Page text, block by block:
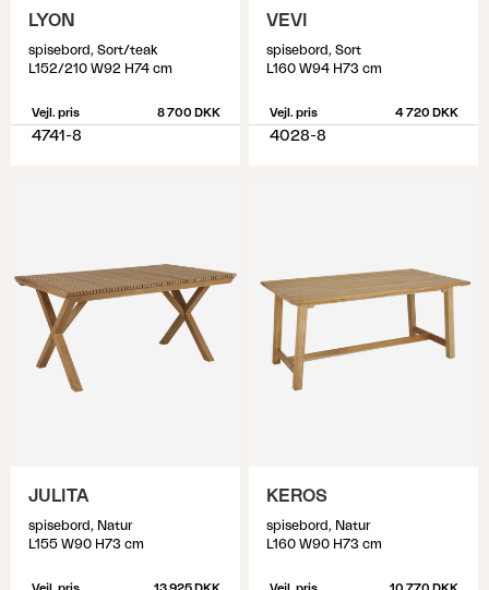
LYON
spisebord, Sort/teak
L152/210 W92 H74 cm
Vejl. pris 8 700 DKK
4741-8
VEVI
spisebord, Sort
L160 W94 H73 cm
Vejl. pris 4 720 DKK
4028-8
JULITA
spisebord, Natur
L155 W90 H73 cm
KEROS
spisebord, Natur
L160 W90 H73 cm